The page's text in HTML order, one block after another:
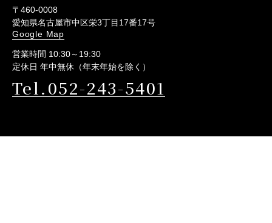
〒460-0008
愛知県名古屋市中区栄3丁目17番17号
Google Map
営業時間 10:30～19:30
定休日 年中無休（年末年始を除く）
Tel.052-243-5401